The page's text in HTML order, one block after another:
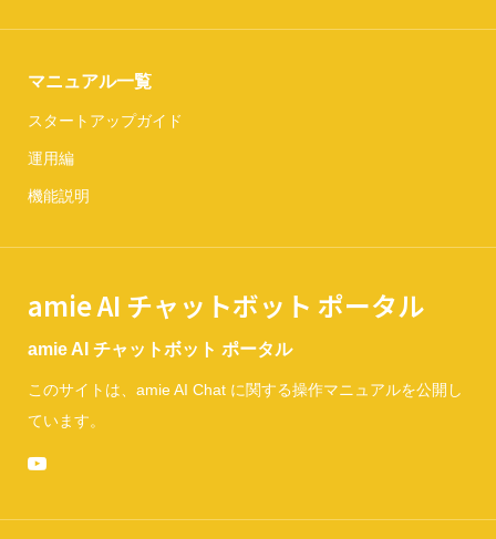
マニュアル一覧
スタートアップガイド
運用編
機能説明
amie AI チャットボット ポータル
amie AI チャットボット ポータル
このサイトは、amie AI Chat に関する操作マニュアルを公開し
ています。